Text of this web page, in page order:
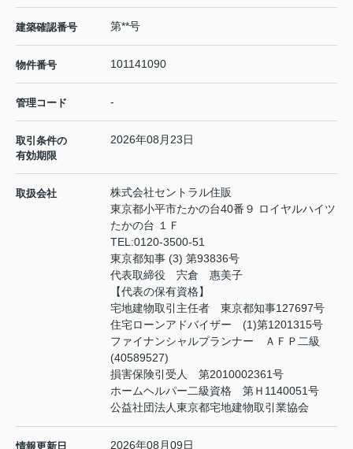
建築確認番号 第**号
物件番号 101141090
管理コード -
取引条件の
有効期限
2026年08月23日
取扱会社
株式会社セントラル住販
東京都小平市たかの台40番９ ロイヤルハイツ
たかの台 １Ｆ
TEL:0120-3500-51
東京都知事 (3) 第93836号
代表取締役 宍倉 惠美子
【代表の保有資格】
宅地建物取引主任者 東京都知事127697号
住宅ローンアドバイザー (1)第1201315号
ファイナンシャルプランナー ＡＦＰ二級
(40589527)
損害保険引受人 第2010002361号
ホームヘルパー二級資格 第Ｈ1140051号
公益社団法人東京都宅地建物取引業協会
情報更新日 2026年08月09日